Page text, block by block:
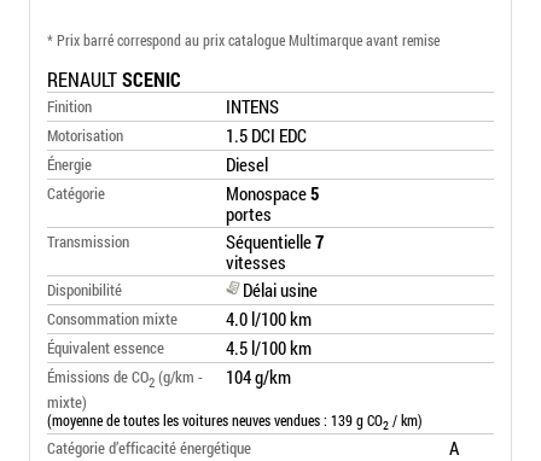
* Prix barré correspond au prix catalogue Multimarque avant remise
RENAULTSCENIC
Finition INTENS
Motorisation 1.5 DCI EDC
Énergie Diesel
Catégorie Monospace5
portes
Transmission Séquentielle7
vitesses
Disponibilité Délai usine
Consommation mixte 4.0 l/100 km
Équivalent essence 4.5 l/100 km
Émissions de CO2 (g/km -
mixte)
104 g/km
(moyenne de toutes les voitures neuves vendues : 139 g CO2 / km)
Catégorie d’efficacité énergétique A